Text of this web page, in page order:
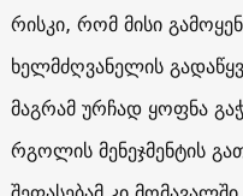
რისკი, რომ მისი
ხელმძღვანელის
მაგრამ ურჩად ყოფნა
რგოლის მენეჯმენტის